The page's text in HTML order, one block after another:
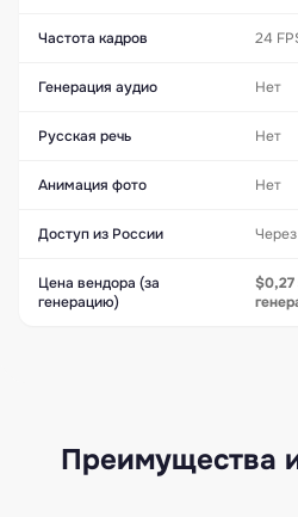
Частота кадров 24
Генерация аудио Нет
Русская речь Нет
Анимация фото Нет
Доступ из России Через
Цена вендора (за
генерацию)
$0,27
Преимущества